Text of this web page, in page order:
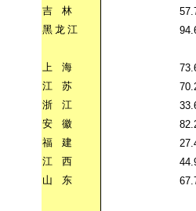
吉
林
黑 龙 江
上 海
江
苏
浙
江
安
徽
福
建
江
西
山
东